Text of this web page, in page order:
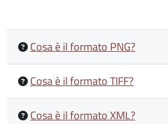
Cosa è il formato PNG?
Cosa è il formato TIFF?
Cosa è il formato XML?